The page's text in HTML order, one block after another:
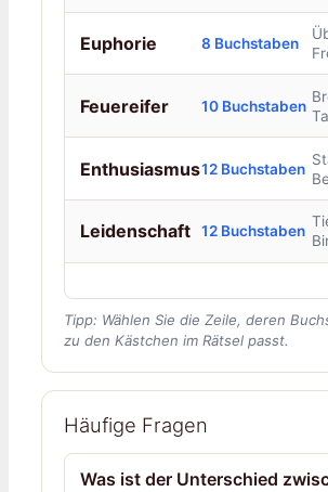
Euphorie 8 Buchstaben
Feuereifer 10 Buchstaben
Enthusiasmus12 Buchstaben
Leidenschaft 12 Buchstaben
Tipp: Wählen Sie die Zeile, deren
zu den Kästchen im Rätsel passt.
Häufige Fragen
Was ist der Unterschied